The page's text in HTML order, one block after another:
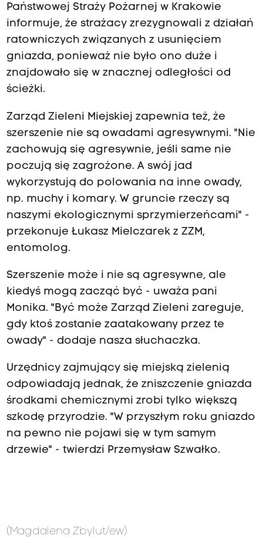
Państwowej Straży Pożarnej w Krakowie
informuje, że strażacy zrezygnowali z działań
ratowniczych związanych z usunięciem
gniazda, ponieważ nie było ono duże i
znajdowało się w znacznej odległości od
ścieżki.
Zarząd Zieleni Miejskiej zapewnia też, że
szerszenie nie są owadami agresywnymi. "Nie
zachowują się agresywnie, jeśli same nie
poczują się zagrożone. A swój jad
wykorzystują do polowania na inne owady,
np. muchy i komary. W gruncie rzeczy są
naszymi ekologicznymi sprzymierzeńcami" -
przekonuje Łukasz Mielczarek z ZZM,
entomolog.
Szerszenie może i nie są agresywne, ale
kiedyś mogą zacząć być - uważa pani
Monika. "Być może Zarząd Zieleni zareguje,
gdy ktoś zostanie zaatakowany przez te
owady" - dodaje nasza słuchaczka.
Urzędnicy zajmujący się miejską zielenią
odpowiadają jednak, że zniszczenie gniazda
środkami chemicznymi zrobi tylko większą
szkodę przyrodzie. "W przyszłym roku gniazdo
na pewno nie pojawi się w tym samym
drzewie" - twierdzi Przemysław Szwałko.
(Magdalena Zbylut/ew)